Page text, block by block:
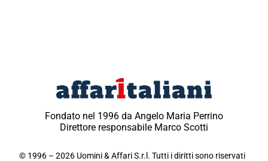
Fondato nel 1996 da Angelo Maria Perrino
Direttore responsabile Marco Scotti
© 1996 – 2026 Uomini & Affari S.r.l. Tutti i diritti sono riservati